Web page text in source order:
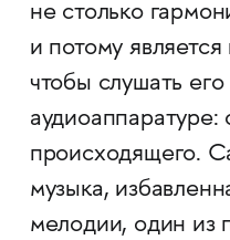
не столько
и потому
чтобы слушать
аудиоаппаратуре:
происходящего.
музыка,
мелодии, один из